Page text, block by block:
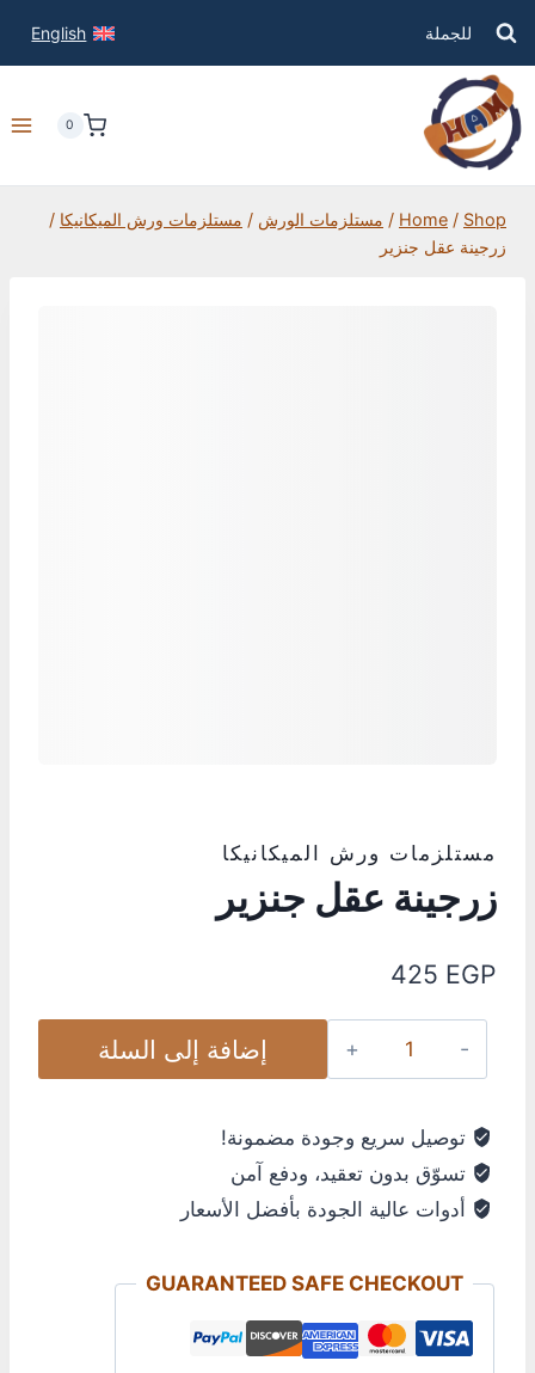
للجملة English
0
Home / Shop
/ مستلزمات الورش / مستلزمات ورش الميكانيكا /
زرجينة عقل جنزير
مستلزمات ورش الميكانيكا
زرجينة عقل جنزير
425 EGP
إضافة إلى السلة
توصيل سريع وجودة مضمونة!
تسوّق بدون تعقيد، ودفع آمن
أدوات عالية الجودة بأفضل الأسعار
GUARANTEED SAFE CHECKOUT